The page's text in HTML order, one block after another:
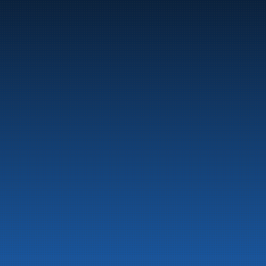
Marine
Auto & Industri
Bensinstasjoner
Tankingskort
Våre Produkter
Om selskapet
Aktuelt
Beredskapsinformasjon
Personvern
Kontakt oss